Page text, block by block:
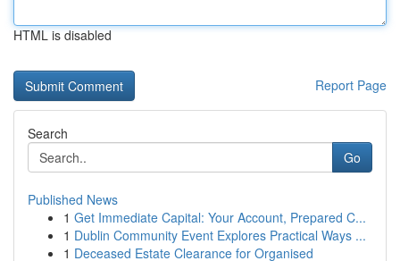
HTML is disabled
Report Page
Search
Go
Published News
1 Get Immediate Capital: Your Account, Prepared C...
1 Dublin Community Event Explores Practical Ways ...
1 Deceased Estate Clearance for Organised